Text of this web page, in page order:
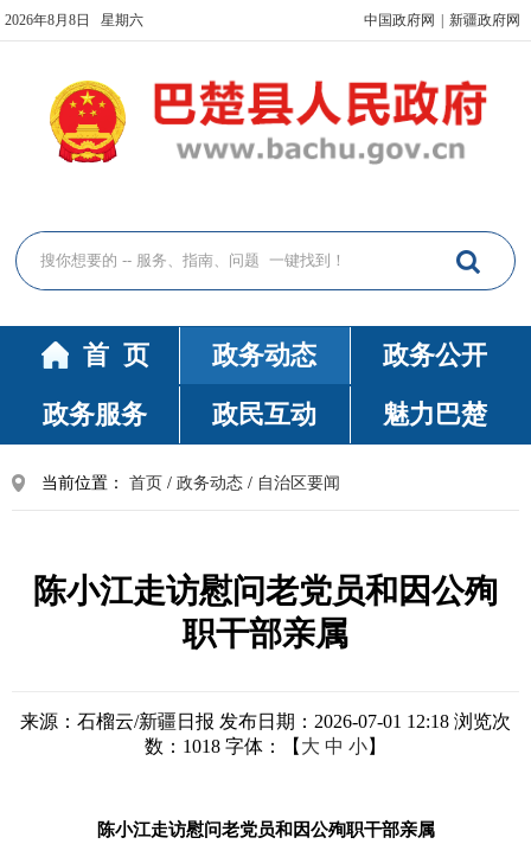
2026年8月8日 星期六 中国政府网 新疆政府网
首 页 政务动态
政务公开
政务服务
政民互动 魅力巴楚
当前位置： 首页 / 政务动态 / 自治区要闻
陈小江走访慰问老党员和因公殉
职干部亲属
来源：石榴云/新疆日报 发布日期：2026-07-01 12:18 浏览次
数： 1018 字体：【 大 中 小】
陈小江走访慰问老党员和因公殉职干部亲属